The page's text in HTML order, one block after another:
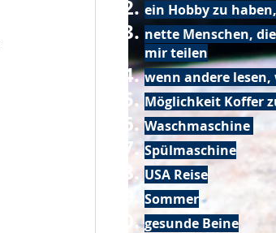
ein Hobby zu
nette Menschen,
mir teilen
wenn andere lesen,
Möglichkeit Koffer
Waschmaschine
Spülmaschine
USA Reise
Sommer
gesunde Beine